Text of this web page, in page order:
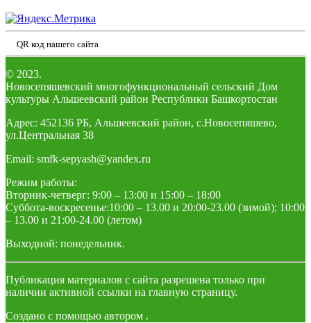
QR код нашего сайта
© 2023.
Новосепяшевский многофункциональный сельский Дом
культуры Альшеевский район Республики Башкортостан
Адрес: 452136 РБ, Альшеевский район, с.Новосепяшево,
ул.Центральная 38
Email: smfk-sepyash@yandex.ru
Режим работы:
Вторник-четверг: 9:00 – 13:00 и 15:00 – 18:00
Суббота-воскресенье:10:00 – 13.00 и 20:00-23.00 (зимой); 10:00
– 13.00 и 21:00-24.00 (летом)
Выходной: понедельник.
Публикация материалов с сайта разрешена только при
наличии активной ссылки на главную страницу.
Создано с помощью автором .